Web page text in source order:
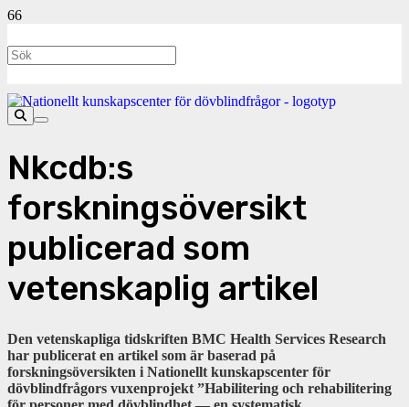
Nkcdb:s
forskningsöversikt
publicerad som
vetenskaplig artikel
Den vetenskapliga tidskriften BMC Health Services Research
har publicerat en artikel som är baserad på
forskningsöversikten i Nationellt kunskapscenter för
dövblindfrågors vuxenprojekt ”Habilitering och rehabilitering